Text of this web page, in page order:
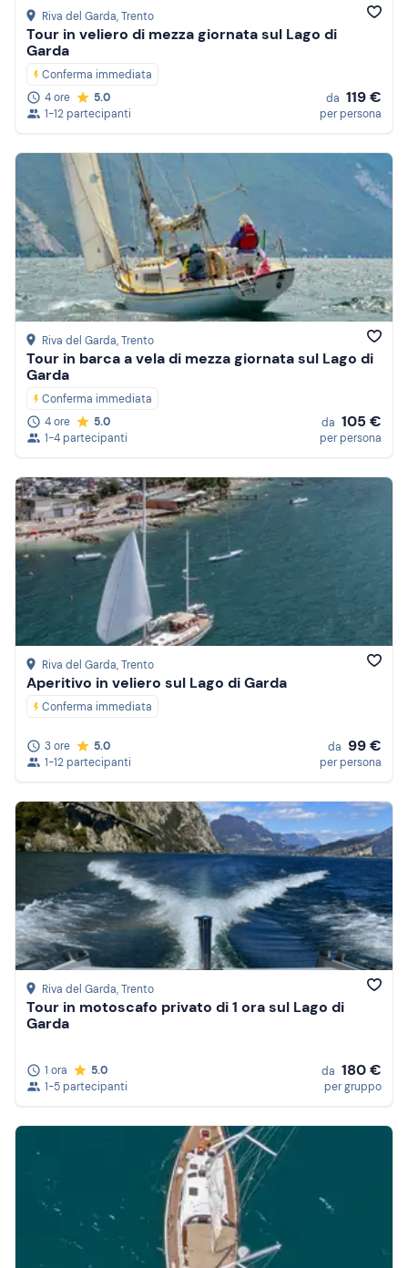
Riva del Garda, Trento
Tour in veliero di mezza giornata sul Lago di
Garda
Conferma immediata
4 ore
5.0
1-12 partecipanti
da 119 €
per persona
Riva del Garda, Trento
Tour in barca a vela di mezza giornata sul Lago di
Garda
Conferma immediata
4 ore
5.0
1-4 partecipanti
da 105 €
per persona
Riva del Garda, Trento
Aperitivo in veliero sul Lago di Garda
Conferma immediata
3 ore
5.0
1-12 partecipanti
da 99 €
per persona
Riva del Garda, Trento
Tour in motoscafo privato di 1 ora sul Lago di
Garda
1 ora
5.0
1-5 partecipanti
da 180 €
per gruppo